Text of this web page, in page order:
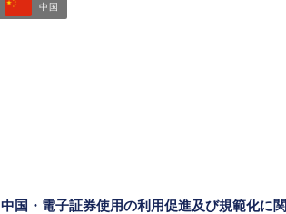
中国
中国・電子証券使用の利用促進及び規範化に関